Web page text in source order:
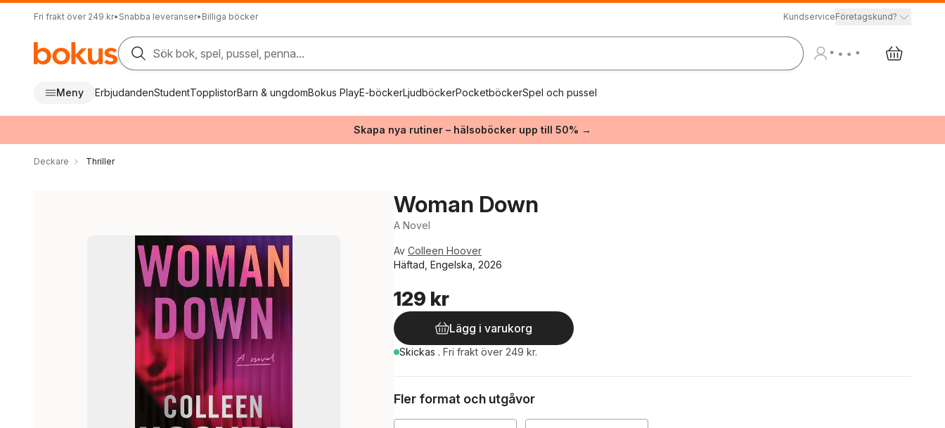
Fri frakt över 249 kr• Snabba leveranser• Billiga böcker KundserviceFöretagskund?
Sök bok, spel, pussel, penna...
Meny ErbjudandenStudentTopplistorBarn & ungdomBokus PlayE-böckerLjudböckerPocketböckerSpel och pussel
Skapa nya rutiner – hälsoböcker upp till 50% →
Deckare Thriller
Woman Down
A Novel
Av Colleen Hoover
Häftad, Engelska, 2026
129 kr
Lägg i varukorg
Skickas . Fri frakt över 249 kr.
Fler format och utgåvor